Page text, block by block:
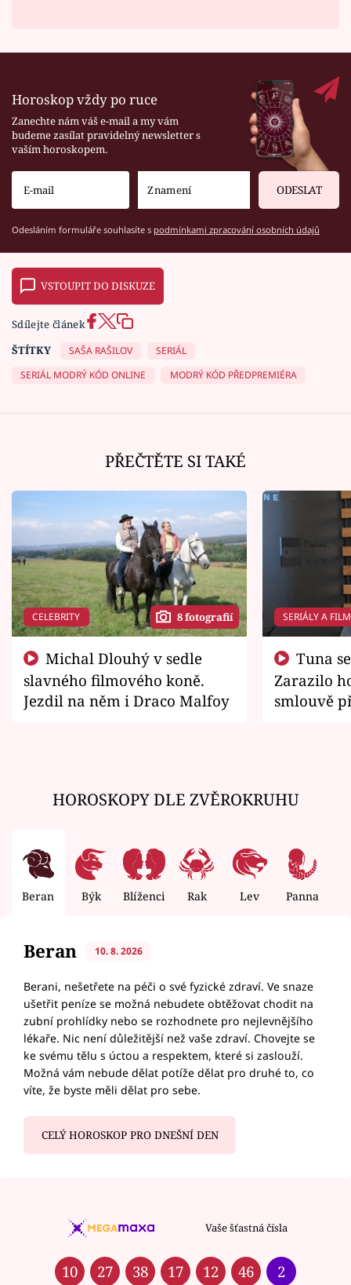
Horoskop vždy po ruce
Zanechte nám váš e-mail a my vám
budeme zasílat pravidelný newsletter s
vaším horoskopem.
ODESLAT
Odesláním formuláře souhlasíte s podmínkami zpracování osobních údajů
VSTOUPIT DO DISKUZE
Sdílejte článek
ŠTÍTKY
SAŠA RAŠILOV
SERIÁL
SERIÁL MODRÝ KÓD ONLINE
MODRÝ KÓD PŘEDPREMIÉRA
PŘEČTĚTE SI TAKÉ
CELEBRITY 8 fotografií
slavného filmového koně.
Jezdil na něm i Draco Malfoy
SERIÁLY A
Zarazilo
smlouvě
HOROSKOPY DLE ZVĚROKRUHU
Beran Býk Blíženci Rak Lev Panna
Beran 10. 8. 2026
Berani, nešetřete na péči o své fyzické zdraví. Ve snaze
ušetřit peníze se možná nebudete obtěžovat chodit na
zubní prohlídky nebo se rozhodnete pro nejlevnějšího
lékaře. Nic není důležitější než vaše zdraví. Chovejte se
ke svému tělu s úctou a respektem, které si zaslouží.
Možná vám nebude dělat potíže dělat pro druhé to, co
víte, že byste měli dělat pro sebe.
CELÝ HOROSKOP PRO DNEŠNÍ DEN
Vaše šťastná čísla
10 27 38 17 12 46 2